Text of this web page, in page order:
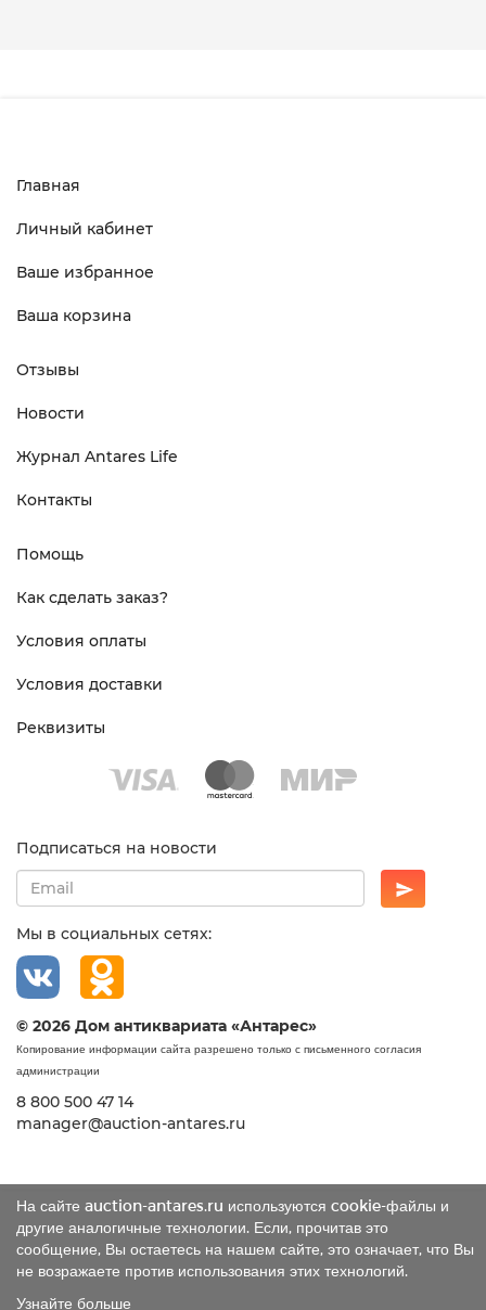
На сайте auction-antares.ru используются cookie-файлы и
другие аналогичные технологии. Если, прочитав это
сообщение, Вы остаетесь на нашем сайте, это означает, что Вы
не возражаете против использования этих технологий.
Узнайте больше
Главная
Личный кабинет
Ваше избранное
Ваша корзина
Отзывы
Новости
Журнал Antares Life
Контакты
Помощь
Как сделать заказ?
Условия оплаты
Условия доставки
Реквизиты
Подписаться на новости
Мы в социальных сетях:
© 2026 Дом антиквариата «Антарес»
Копирование информации сайта разрешено только с письменного согласия
администрации
8 800 500 47 14
manager@auction-antares.ru